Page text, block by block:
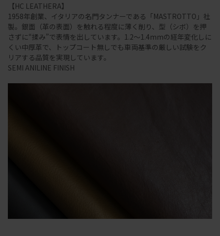
【HC LEATHERA】
1958年創業、イタリアの名門タンナーである「MASTROTTO」社
製。銀面（革の表面）を触れる程度に薄く削り、型（シボ）を押
さずに“揉み”で表情を出しています。1.2～1.4mmの経年変化しに
くい中厚革で、トップコート無しでも車両基準の厳しい試験をク
リアする品質を実現しています。
SEMI ANILINE FINISH